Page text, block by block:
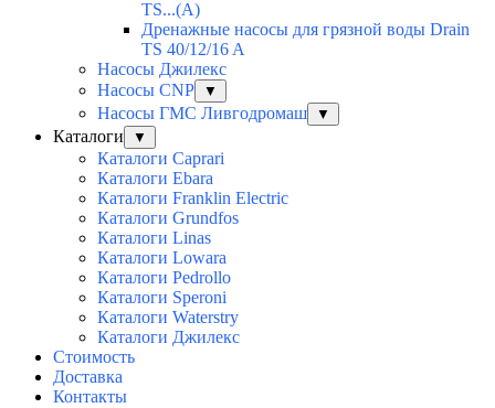
TS...(A)
Дренажные насосы для грязной воды Drain
TS 40/12/16 A
Насосы Джилекс
Насосы CNP
▼
Насосы ГМС Ливгодромаш ▼
Каталоги ▼
Каталоги Caprari
Каталоги Ebara
Каталоги Franklin Electric
Каталоги Grundfos
Каталоги Linas
Каталоги Lowara
Каталоги Pedrollo
Каталоги Speroni
Каталоги Waterstry
Каталоги Джилекс
Стоимость
Доставка
Контакты